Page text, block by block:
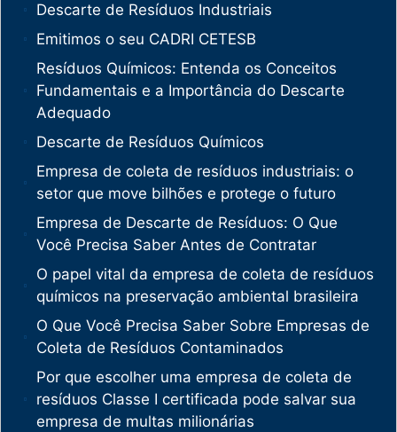
Descarte de Resíduos Industriais
Emitimos o seu CADRI CETESB
Resíduos Químicos: Entenda os Conceitos
Fundamentais e a Importância do Descarte
Adequado
Descarte de Resíduos Químicos
Empresa de coleta de resíduos industriais: o
setor que move bilhões e protege o futuro
Empresa de Descarte de Resíduos: O Que
Você Precisa Saber Antes de Contratar
O papel vital da empresa de coleta de resíduos
químicos na preservação ambiental brasileira
O Que Você Precisa Saber Sobre Empresas de
Coleta de Resíduos Contaminados
Por que escolher uma empresa de coleta de
resíduos Classe I certificada pode salvar sua
empresa de multas milionárias